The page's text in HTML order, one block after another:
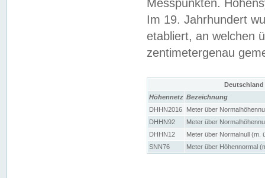
Messpunkten.
Im 19. Jahrhundert
etabliert, an welchen
zentimetergenau
Höhennetz Bezeichnung
DHHN2016
Meter über
DHHN92
Meter über
DHHN12
Meter über Normalnull (m.
SNN76
Meter über Höhennormal